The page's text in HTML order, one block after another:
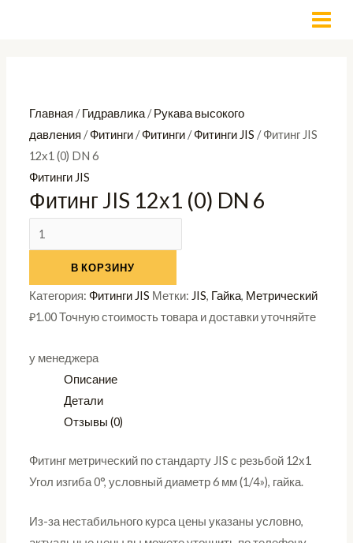
Главная /Гидравлика /Рукава высокого
давления /Фитинги /Фитинги /Фитинги JIS / Фитинг JIS
12х1 (0) DN 6
Фитинги JIS
Фитинг JIS 12х1 (0) DN 6
(0)
DN
6
В КОРЗИНУ
Категория:Фитинги JIS Метки: JIS, Гайка, Метрический
₽1.00Точную стоимость товара и доставки уточняйте
у менеджера
Описание
Детали
Отзывы (0)
Фитинг метрический по стандарту JIS с резьбой 12х1
Угол изгиба 0°, условный диаметр 6 мм (1/4»), гайка.
Из-за нестабильного курса цены указаны условно,